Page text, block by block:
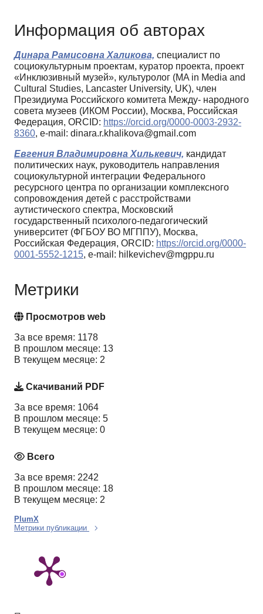
Информация об авторах
Динара Рамисовна Халикова, специалист по
социокультурным проектам, куратор проекта, проект
«Инклюзивный музей», культуролог (MA in Media and
Cultural Studies, Lancaster University, UK), член
Президиума Российского комитета Между- народного
совета музеев (ИКОМ России), Москва, Российская
Федерация, ORCID: https://orcid.org/0000-0003-2932-
8360, e-mail: dinara.r.khalikova@gmail.com
Евгения Владимировна Хилькевич, кандидат
политических наук, руководитель направления
социокультурной интеграции Федерального
ресурсного центра по организации комплексного
сопровождения детей с расстройствами
аутистического спектра, Московский
государственный психолого-педагогический
университет (ФГБОУ ВО МГППУ), Москва,
Российская Федерация, ORCID: https://orcid.org/0000-
0001-5552-1215, e-mail: hilkevichev@mgppu.ru
Метрики
Просмотров web
За все время: 1178
В прошлом месяце: 13
В текущем месяце: 2
Скачиваний PDF
За все время: 1064
В прошлом месяце: 5
В текущем месяце: 0
Всего
За все время: 2242
В прошлом месяце: 18
В текущем месяце: 2
PlumX
Метрики публикации